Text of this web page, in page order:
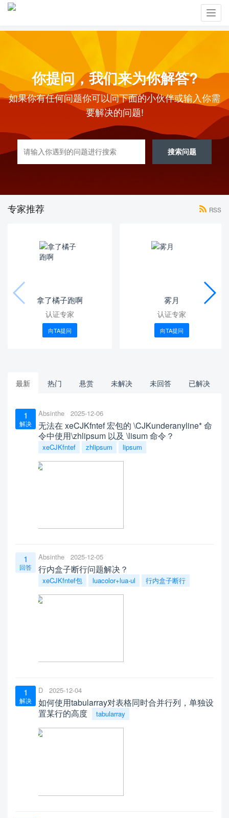
你提问，我们来为你解答?
如果你有任何问题你可以问下面的小伙伴或输入你需
要解决的问题!
搜索问题
专家推荐 RSS
拿了橘子跑啊
认证专家
向TA提问
雾月
认证专家
向TA提问
最新 热门 悬赏 未解决 未回答 已解决
1
解决
Absinthe 2025-12-06
无法在 xeCJKfntef 宏包的 \CJKunderanyline* 命
令中使用\zhlipsum 以及 \lisum 命令？
xeCJKfntef zhlipsum lipsum
1
回答
Absinthe 2025-12-05
行内盒子断行问题解决？
xeCJKfntef包 luacolor+lua-ul 行内盒子断行
1
解决
D 2025-12-04
如何使用tabularray对表格同时合并行列，单独设
置某行的高度
tabularray